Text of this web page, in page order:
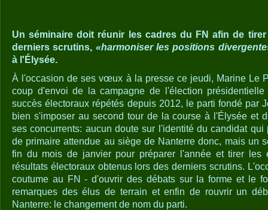
Un séminaire doit réunir les cadres du FN afin de
derniers scrutins, «harmoniser les positions
à l'Élysée.
À l'occasion de ses vœux à la presse ce jeudi, Marine Le
coup d'envoi de la campagne de l'élection
succès électoraux répétés depuis 2012, le parti fondé par
bien s'imposer au second tour de la course à l'Élysée et
ses concurrents: aucun doute sur l'identité du candidat qui
de primaire attendue au siège de Nanterre donc, mais un
fin du mois de janvier pour préparer l'année et tirer les
résultats électoraux obtenus lors des derniers scrutins.
coutume au FN - d'ouvrir des débats sur la forme et le
remarques des élus de terrain et enfin de rouvrir un
Nanterre: le changement de nom du parti.